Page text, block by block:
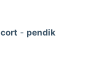
- pendik